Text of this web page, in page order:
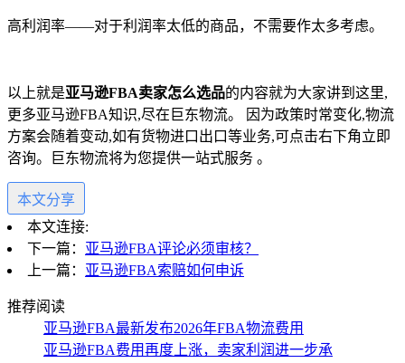
高利润率——对于利润率太低的商品，不需要作太多考虑。
以上就是亚马逊FBA卖家怎么选品的内容就为大家讲到这里,
更多亚马逊FBA知识,尽在巨东物流。 因为政策时常变化,物流
方案会随着变动,如有货物进口出口等业务,可点击右下角立即
咨询。巨东物流将为您提供一站式服务 。
本文分享
本文连接:
下一篇： 亚马逊FBA评论必须审核？
上一篇： 亚马逊FBA索赔如何申诉
推荐阅读
亚马逊FBA最新发布2026年FBA物流费用
亚马逊FBA费用再度上涨，卖家利润进一步承